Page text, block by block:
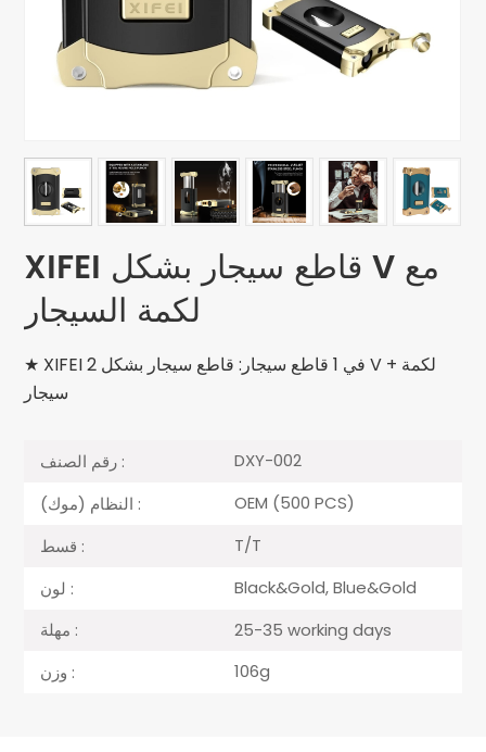
XIFEI قاطع سيجار بشكل V مع
لكمة السيجار
★ XIFEI 2 في 1 قاطع سيجار: قاطع سيجار بشكل V + لكمة
سيجار
رقم الصنف :
DXY-002
النظام (موك) :
OEM (500 PCS)
قسط :
T/T
لون :
Black&Gold, Blue&Gold
مهلة :
25-35 working days
وزن :
106g